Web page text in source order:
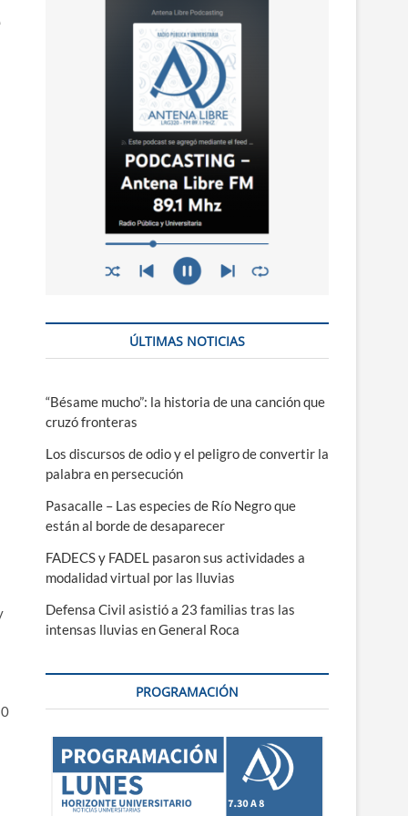
ÚLTIMAS NOTICIAS
“Bésame mucho”: la historia de una canción que
cruzó fronteras
Los discursos de odio y el peligro de convertir la
palabra en persecución
Pasacalle – Las especies de Río Negro que
están al borde de desaparecer
FADECS y FADEL pasaron sus actividades a
modalidad virtual por las lluvias
Defensa Civil asistió a 23 familias tras las
intensas lluvias en General Roca
PROGRAMACIÓN